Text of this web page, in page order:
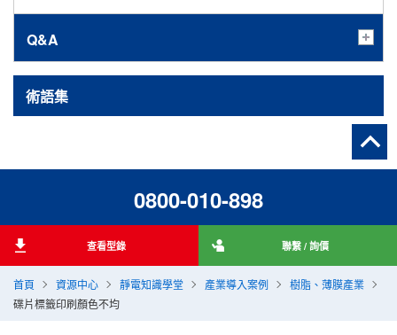
首頁 資源中心 靜電知識學堂 產業導入案例
樹脂、薄膜產業
碟片標籤印刷顏色不均
Q&A
術語集
0800-010-898
查看型錄 聯繫 / 詢價